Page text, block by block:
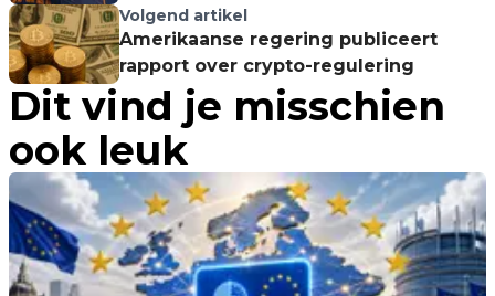
conferentie in New York
Volgend artikel
Amerikaanse regering publiceert
rapport over crypto-regulering
Dit vind je misschien
ook leuk